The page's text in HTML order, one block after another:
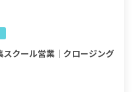
クール営業｜クロージング